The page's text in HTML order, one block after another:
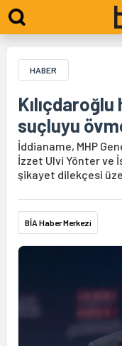
HABER
Kılıçdaroğlu
suçluyu
İddianame, MHP
İzzet Ulvi Yönter ve
şikayet dilekçesi
BİA Haber Merkezi